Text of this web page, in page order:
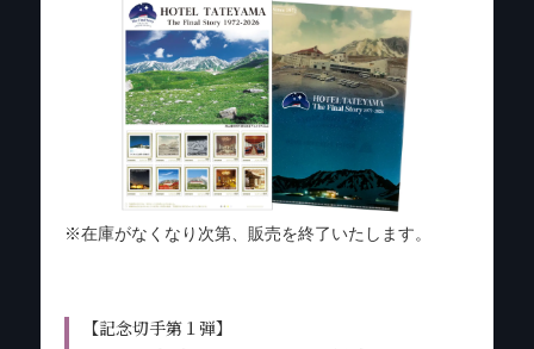
※在庫がなくなり次第、販売を終了いたします。
【記念切手第１弾】